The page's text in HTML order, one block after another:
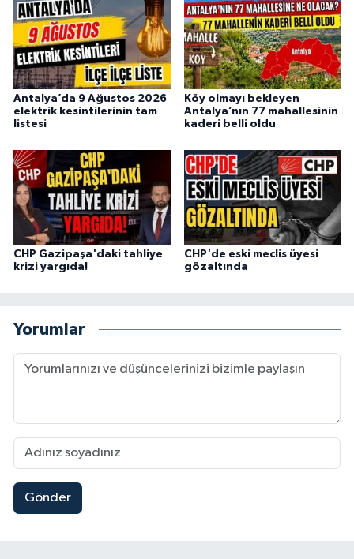
Antalya’da 9 Ağustos 2026
elektrik kesintilerinin tam
listesi
Köy olmayı bekleyen
Antalya’nın 77 mahallesinin
kaderi belli oldu
CHP Gazipaşa'daki tahliye
krizi yargıda!
CHP'de eski meclis üyesi
gözaltında
Yorumlar
Gönder